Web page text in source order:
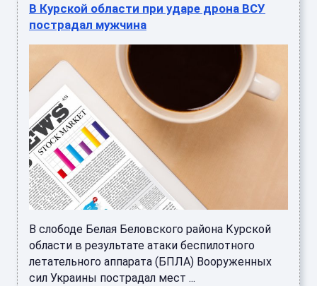
В Курской области при ударе дрона ВСУ
пострадал мужчина
В слободе Белая Беловского района Курской
области в результате атаки беспилотного
летательного аппарата (БПЛА) Вооруженных
сил Украины пострадал мест ...